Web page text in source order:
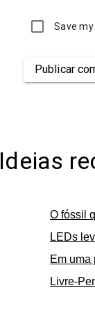
Save
Publicar
Ideias
O fóssil
LEDs
Em uma
Livre-